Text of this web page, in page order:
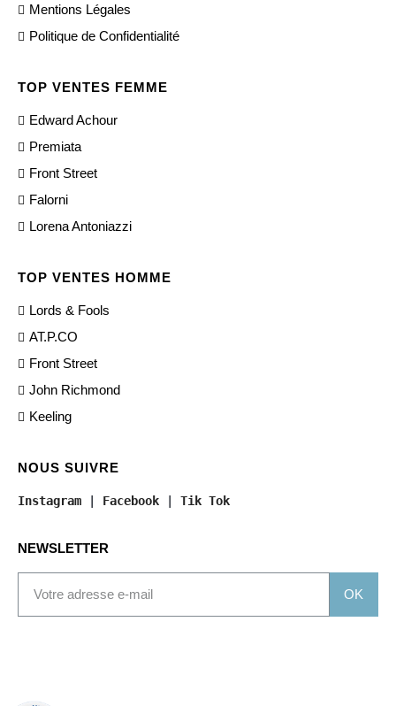
Mentions Légales
Politique de Confidentialité
TOP VENTES FEMME
Edward Achour
Premiata
Front Street
Falorni
Lorena Antoniazzi
TOP VENTES HOMME
Lords & Fools
AT.P.CO
Front Street
John Richmond
Keeling
NOUS SUIVRE
Instagram Facebook Tik Tok
NEWSLETTER
OK